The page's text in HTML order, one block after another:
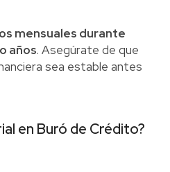
mensuales durante
años. Asegúrate de que
sea estable antes
en Buró de Crédito?